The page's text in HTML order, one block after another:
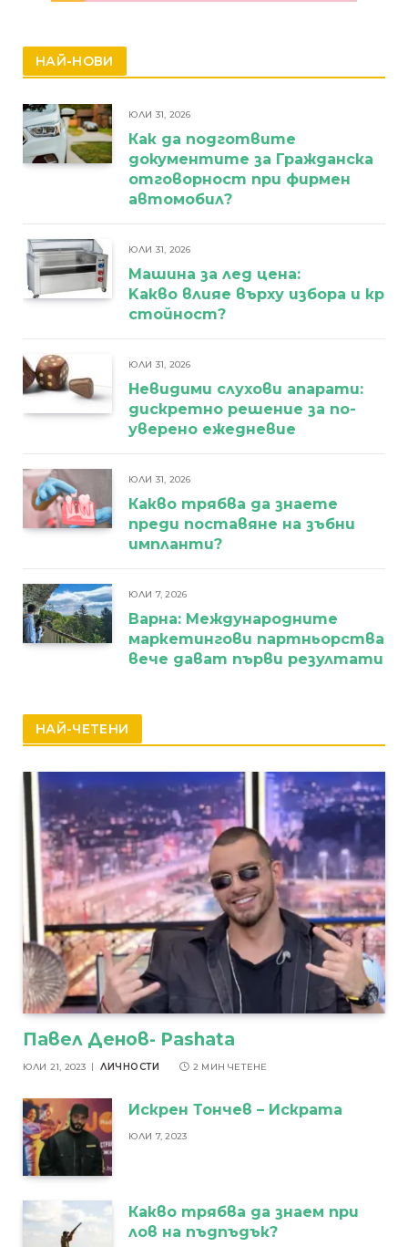
НАЙ-НОВИ
ЮЛИ 31, 2026
Как да подготвите
документите за Гражданска
отговорност при фирмен
автомобил?
ЮЛИ 31, 2026
Машина за лед цена:
Kакво влияе върху избора и
стойност?
ЮЛИ 31, 2026
Невидими слухови апарати:
дискретно решение за по-
уверено ежедневие
ЮЛИ 31, 2026
Какво трябва да знаете
преди поставяне на зъбни
импланти?
ЮЛИ 7, 2026
Варна: Международните
маркетингови партньорства
вече дават първи резултати
НАЙ-ЧЕТЕНИ
Павел Денов- Pashata
ЮЛИ 21, 2023 ЛИЧНОСТИ 2 МИН ЧЕТЕНЕ
Искрен Тончев – Искрата
ЮЛИ 7, 2023
Какво трябва да знаем при
лов на пъдпъдък?